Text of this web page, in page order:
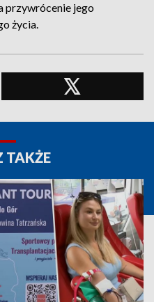
przywrócenie jego
życia.
TAKŻE